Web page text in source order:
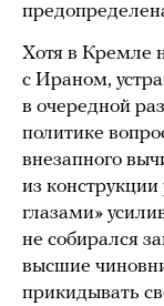
Хотя в Кремле
с Ираном,
в очередной
политике
внезапного
из
глазами»
не собирался
высшие
прикидывать